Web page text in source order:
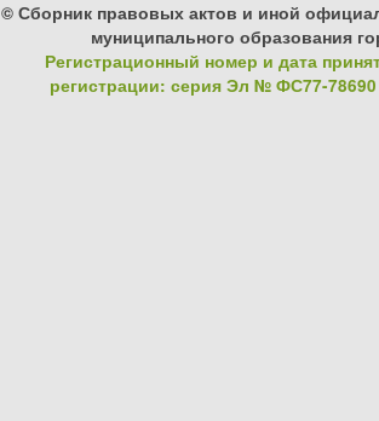
© Сборник правовых актов и иной
муниципального образования
Регистрационный номер и дата
регистрации: серия Эл № ФС77-78690